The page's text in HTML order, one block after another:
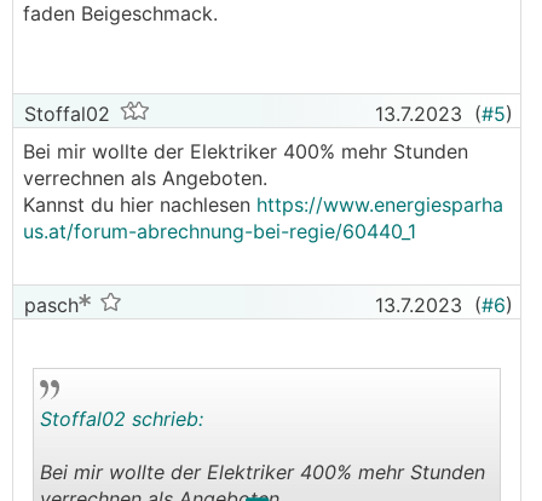
faden Beigeschmack.
Stoffal02 13.7.2023 (#5)
Bei mir wollte der Elektriker 400% mehr Stunden
verrechnen als Angeboten.
Kannst du hier nachlesen https://www.energiesparha
us.at/forum-abrechnung-bei-regie/60440_1
pasch 13.7.2023 (#6)
Stoffal02 schrieb:
Bei mir wollte der Elektriker 400% mehr Stunden